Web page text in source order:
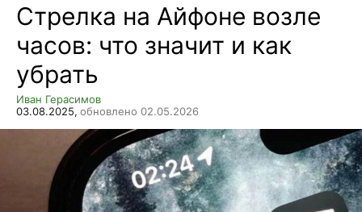
Стрелка на Айфоне возле
часов: что значит и как
убрать
Иван Герасимов
03.08.2025, обновлено 02.05.2026